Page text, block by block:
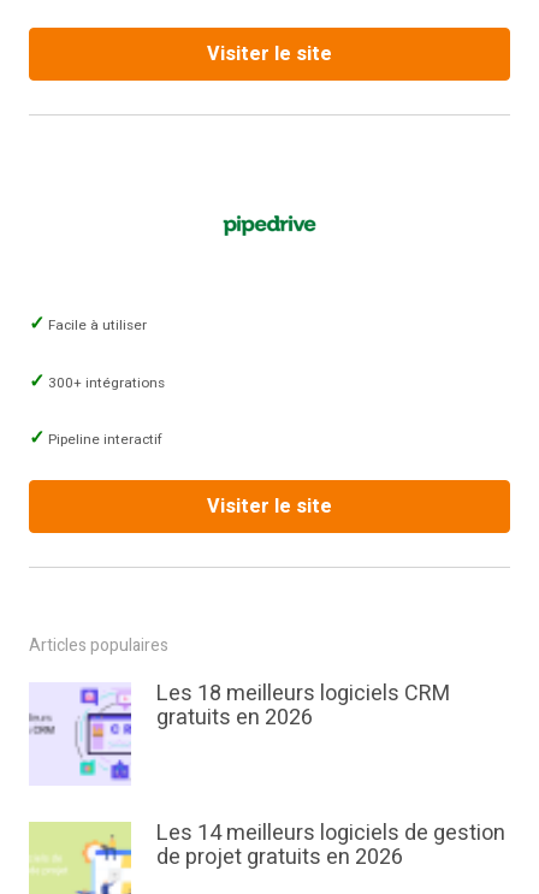
Visiter le site
Facile à utiliser
300+ intégrations
Pipeline interactif
Visiter le site
Articles populaires
Les 18 meilleurs logiciels CRM
gratuits en 2026
Les 14 meilleurs logiciels de gestion
de projet gratuits en 2026